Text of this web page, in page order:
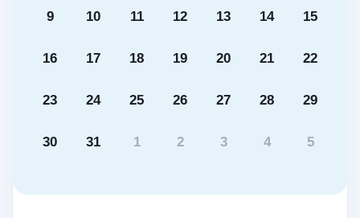
9 10 11 12 13 14 15
16 17 18 19 20 21 22
23 24 25 26 27 28 29
30 31 1 2 3 4 5